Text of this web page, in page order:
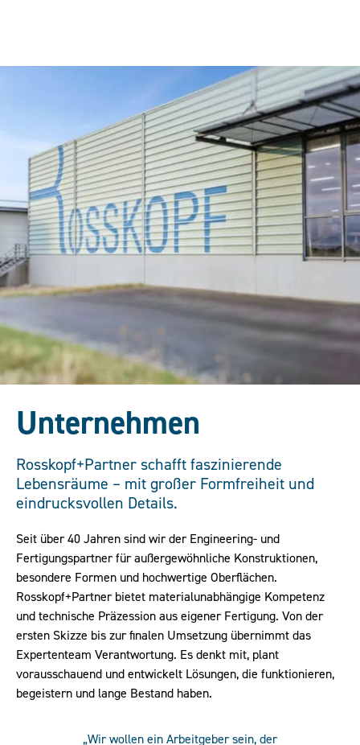
Unternehmen
Rosskopf+Partner schafft faszinierende
Lebensräume – mit großer Formfreiheit und
eindrucksvollen Details.
Seit über 40 Jahren sind wir der Engineering- und
Fertigungspartner für außergewöhnliche Konstruktionen,
besondere Formen und hochwertige Oberflächen.
Rosskopf+Partner bietet materialunabhängige Kompetenz
und technische Präzession aus eigener Fertigung. Von der
ersten Skizze bis zur finalen Umsetzung übernimmt das
Expertenteam Verantwortung. Es denkt mit, plant
vorausschauend und entwickelt Lösungen, die funktionieren,
begeistern und lange Bestand haben.
„Wir wollen ein Arbeitgeber sein, der